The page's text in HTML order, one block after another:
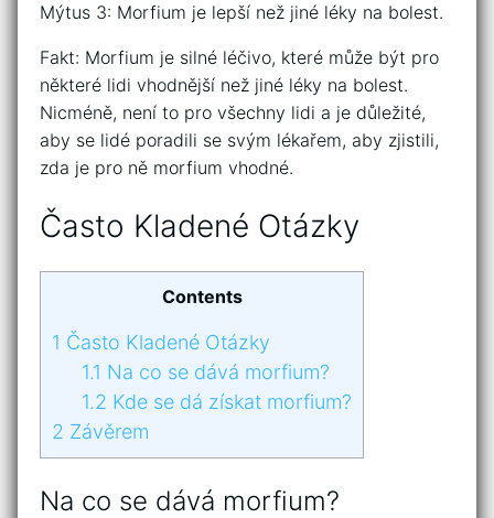
Mýtus 3: Morfium je lepší než jiné léky na bolest.
Fakt: Morfium je silné léčivo, které může být pro
některé lidi vhodnější než jiné léky na bolest.
Nicméně, není to pro všechny lidi a je důležité,
aby se lidé poradili se svým lékařem, aby zjistili,
zda je pro ně morfium vhodné.
Často Kladené Otázky
Contents
1 Často Kladené Otázky
1.1 Na co se dává morfium?
1.2 Kde se dá získat morfium?
2 Závěrem
Na co se dává morfium?